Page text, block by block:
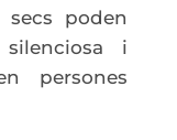
poden
silenciosa i
persones